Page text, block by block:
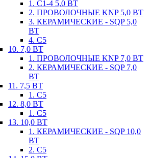
1. С1-4 5,0 ВТ
2. ПРОВОЛОЧНЫЕ KNP 5,0 ВТ
3. КЕРАМИЧЕСКИЕ - SQP 5,0
ВТ
4. С5
10. 7,0 ВТ
1. ПРОВОЛОЧНЫЕ KNP 7,0 ВТ
2. КЕРАМИЧЕСКИЕ - SQP 7,0
ВТ
11. 7,5 ВТ
1. С5
12. 8,0 ВТ
1. С5
13. 10,0 ВТ
1. КЕРАМИЧЕСКИЕ - SQP 10,0
ВТ
2. С5